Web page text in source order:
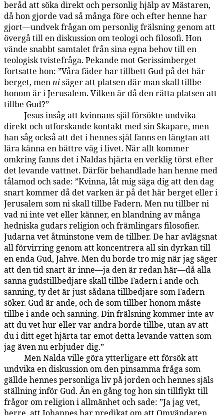
beråd att söka direkt och personlig hjälp av Mästaren,
då hon gjorde vad så många före och efter henne har
gjort—undvek frågan om personlig frälsning genom att
övergå till en diskussion om teologi och filosofi. Hon
vände snabbt samtalet från sina egna behov till en
teologisk tvistefråga. Pekande mot Gerissimberget
fortsatte hon: ”Våra fäder har tillbett Gud på det här
berget, mennisäger att platsen där man skall tillbe
honom är i Jerusalem. Vilken är då den rätta platsen att
tillbe Gud?”
Jesus insåg att kvinnans själ försökte undvika
direkt och utforskande kontakt med sin Skapare, men
han såg också att det i hennes själ fanns en längtan att
lära känna en bättre väg i livet. När allt kommer
omkring fanns det i Naldas hjärta en verklig törst efter
det levande vattnet. Därför behandlade han henne med
tålamod och sade: ”Kvinna, låt mig säga dig att den dag
snart kommer då det varken är på det här berget eller i
Jerusalem som ni skall tillbe Fadern. Men nu tillber ni
vad ni inte vet eller känner, en blandning av många
hedniska gudars religion och främlingars filosofier.
Judarna vet åtminstone vem de tillber. De har avlägsnat
all förvirring genom att koncentrera all sin dyrkan till
en enda Gud, Jahve. Men du borde tro mig när jag säger
att den tid snart är inne—ja den är redan här—då alla
sanna gudstillbedjare skall tillbe Fadern i ande och
sanning, ty det är just sådana tillbedjare som Fadern
söker. Gud är ande, och de som tillber honom måste
tillbe i ande och sanning. Din frälsning kommer inte av
att du vet hur eller var andra borde tillbe, utan av att
du i ditt eget hjärta tar emot detta levande vatten som
jag även nu erbjuder dig.”
Men Nalda ville göra ytterligare ett försök att
undvika en diskussion om den pinsamma fråga som
gällde hennes personliga liv på jorden och hennes själs
ställning inför Gud. Än en gång tog hon sin tillflykt till
frågor om religion i allmänhet och sade: ”Ja jag vet,